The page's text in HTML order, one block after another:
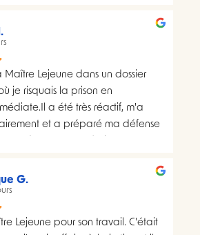
dates différentes, ce qui me
une anomalie nécessitant une
avoir consulté les
concernant Maître Lejeune,
courriel l’intégralité de mon
également demandé, à plusieurs
clairement le montant de
vous de 30 minutes facturé
il disposait déjà de toutes les
et semblait considérer que
d’un recours étaient très
Lejeune dans un dossier
je risquais la prison en
a été très réactif, m'a
et a préparé ma défense
très investi. Merci encore pour
sans hésiter.
G.
Lejeune pour son travail. C'était